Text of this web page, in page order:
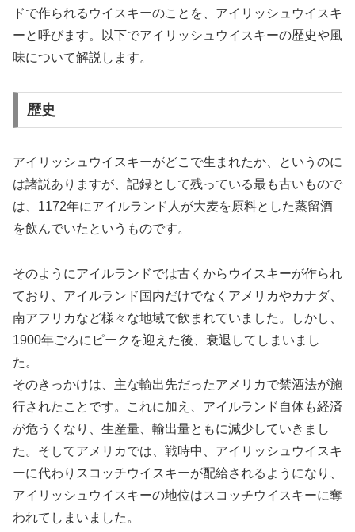
ドで作られるウイスキーのことを、アイリッシュウイスキ
ーと呼びます。以下でアイリッシュウイスキーの歴史や風
味について解説します。
歴史
アイリッシュウイスキーがどこで生まれたか、というのに
は諸説ありますが、記録として残っている最も古いもので
は、1172年にアイルランド人が大麦を原料とした蒸留酒
を飲んでいたというものです。
そのようにアイルランドでは古くからウイスキーが作られ
ており、アイルランド国内だけでなくアメリカやカナダ、
南アフリカなど様々な地域で飲まれていました。しかし、
1900年ごろにピークを迎えた後、衰退してしまいまし
た。
そのきっかけは、主な輸出先だったアメリカで禁酒法が施
行されたことです。これに加え、アイルランド自体も経済
が危うくなり、生産量、輸出量ともに減少していきまし
た。そしてアメリカでは、戦時中、アイリッシュウイスキ
ーに代わりスコッチウイスキーが配給されるようになり、
アイリッシュウイスキーの地位はスコッチウイスキーに奪
われてしまいました。